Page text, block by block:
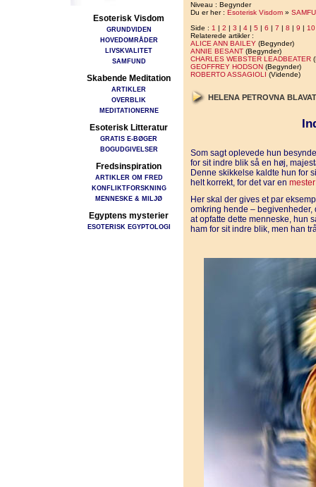
Esoterisk Visdom
GRUNDVIDEN
HOVEDOMRÅDER
LIVSKVALITET
SAMFUND
Skabende Meditation
ARTIKLER
OVERBLIK
MEDITATIONERNE
Esoterisk Litteratur
GRATIS E-BØGER
BOGUDGIVELSER
Fredsinspiration
ARTIKLER OM FRED
KONFLIKTFORSKNING
MENNESKE & MILJØ
Egyptens mysterier
ESOTERISK EGYPTOLOGI
Niveau : Begynder
Du er her : Esoterisk Visdom »
Side : 1 | 2 | 3 | 4 | 5 | 6 | 7 | 8 | 9 | 10
Relaterede artikler :
ALICE ANN BAILEY (Begynder)
ANNIE BESANT (Begynder)
CHARLES WEBSTER LEADBEATER
GEOFFREY HODSON (Begynder)
ROBERTO ASSAGIOLI (Vidende)
HELENA PETROVNA
Som sagt oplevede hun
for sit indre blik så en høj,
Denne skikkelse kaldte hun for
helt korrekt, for det var en mester
Her skal der gives et par
omkring hende – begivenheder,
at opfatte dette menneske, hun
ham for sit indre blik, men han